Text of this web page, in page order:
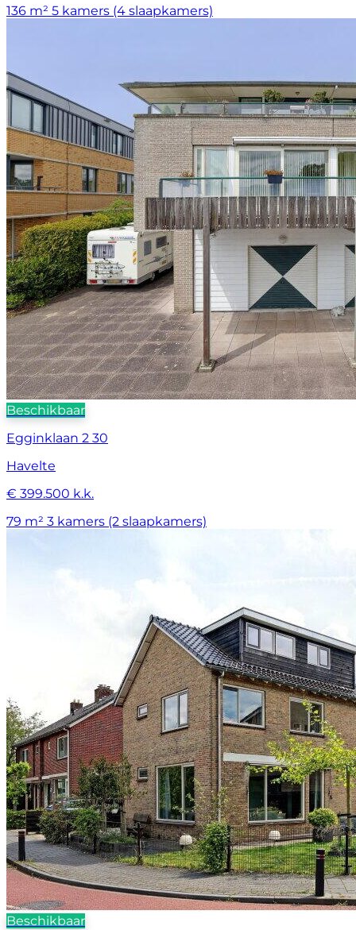
136 m² 5 kamers (4 slaapkamers)
Beschikbaar
Egginklaan 2 30
Havelte
€ 399.500 k.k.
79 m² 3 kamers (2 slaapkamers)
Beschikbaar